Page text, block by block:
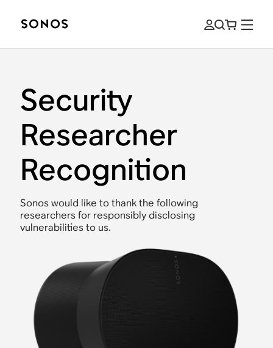
Security
Researcher
Recognition
Sonos would like to thank the following
researchers for responsibly disclosing
vulnerabilities to us.